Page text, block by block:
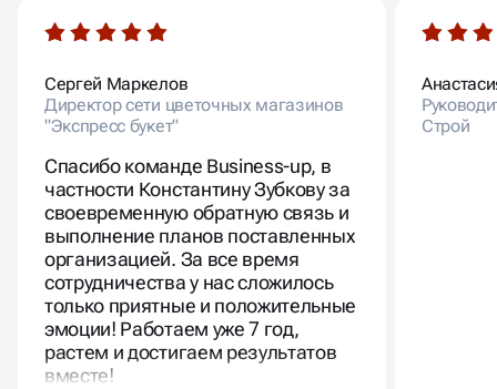
Сергей Маркелов
Директор сети цветочных магазинов
"Экспресс букет"
Спасибо команде Business-up, в
частности Константину Зубкову за
своевременную обратную связь и
выполнение планов поставленных
организацией. За все время
сотрудничества у нас сложилось
только приятные и положительные
эмоции! Работаем уже 7 год,
растем и достигаем результатов
вместе!
Строй